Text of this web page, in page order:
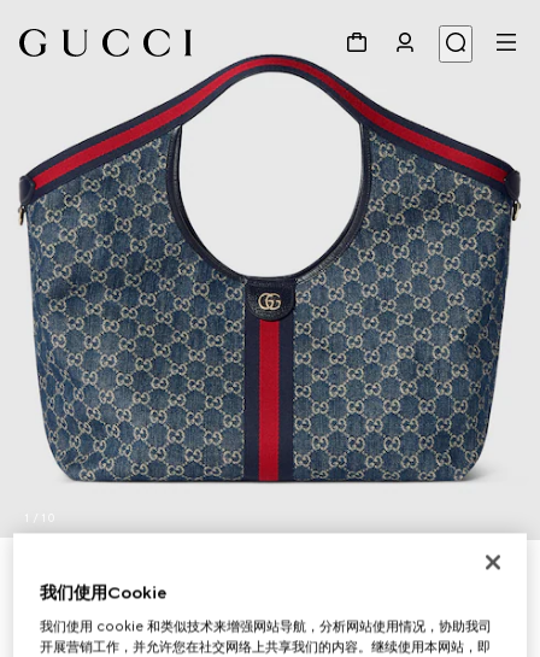
10
Gucci Giglio系列大号托特包
AED 8,150
相关款式蓝色和白色GG丹宁面料
我们使用Cookie
我们使用 cookie 和类似技术来增强网站导航，分析网站使用情况，协助我司
开展营销工作，并允许您在社交网络上共享我们的内容。继续使用本网站，即